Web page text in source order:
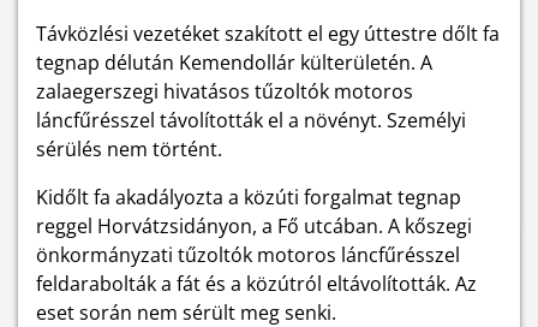
Távközlési vezetéket szakított el egy úttestre dőlt fa
tegnap délután Kemendollár külterületén. A
zalaegerszegi hivatásos tűzoltók motoros
láncfűrésszel távolították el a növényt. Személyi
sérülés nem történt.
Kidőlt fa akadályozta a közúti forgalmat tegnap
reggel Horvátzsidányon, a Fő utcában. A kőszegi
önkormányzati tűzoltók motoros láncfűrésszel
feldarabolták a fát és a közútról eltávolították. Az
eset során nem sérült meg senki.